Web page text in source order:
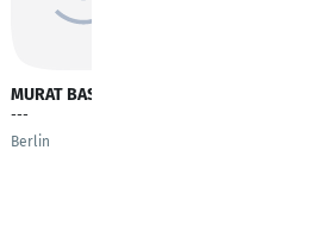
MURAT BASARAN
---
Berlin